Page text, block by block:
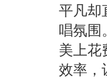
平凡却
唱氛围
美上花
效率，